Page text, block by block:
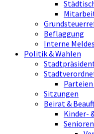
Beflaggung
Interne
Politik & Wahlen
Sitzungen
Beirat &
Kinder-